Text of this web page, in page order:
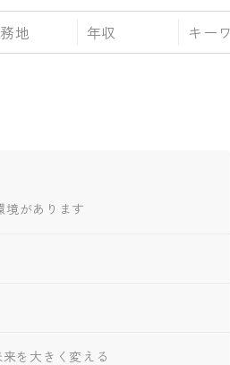
地 年収
境があります
を大きく変える